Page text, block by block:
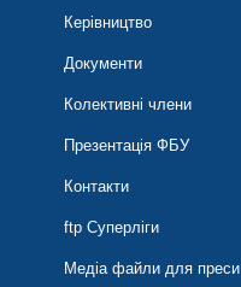
Керівництво
Документи
Колективні члени
Презентація ФБУ
Контакти
ftp Суперліги
Медіа файли для преси